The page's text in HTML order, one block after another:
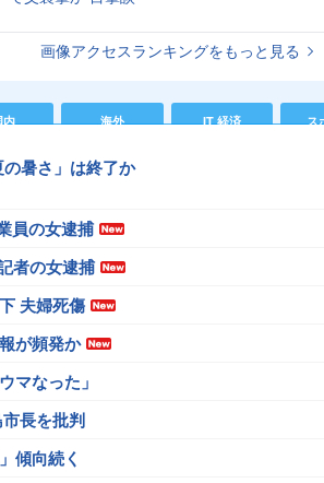
画像アクセスランキングをもっと見る
内 海外 IT 経済 ス
暑さ」は終了か
員の女逮捕
者の女逮捕
夫婦死傷
が頻発か
マなった」
長を批判
傾向続く